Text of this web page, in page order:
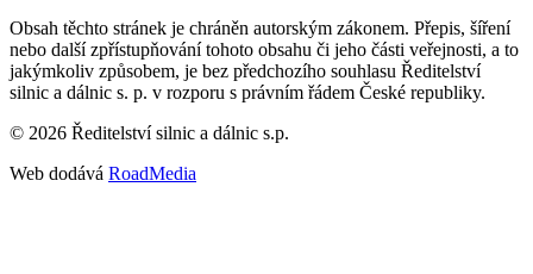
Obsah těchto stránek je chráněn autorským zákonem. Přepis, šíření
nebo další zpřístupňování tohoto obsahu či jeho části veřejnosti, a to
jakýmkoliv způsobem, je bez předchozího souhlasu Ředitelství
silnic a dálnic s. p. v rozporu s právním řádem České republiky.
© 2026 Ředitelství silnic a dálnic s.p.
Web dodává RoadMedia